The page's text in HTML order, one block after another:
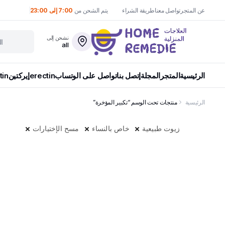
عن المتجرتواصل معناطريقة الشراء يتم الشحن من 7:00 إلى 23:00
نشحن إلى
all
الرئيسيةالمتجر المجلةإتصل بناتواصل على الوتسابerectinإيركتين
الرئيسية منتجات تحت الوسم “تكبير المؤخرة”
مسح الإختيارات خاص بالنساء زيوت طبيعية